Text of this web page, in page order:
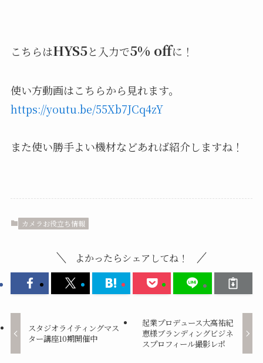
こちらはHYS5と入力で5% offに！
使い方動画はこちらから見れます。
https://youtu.be/55Xb7JCq4zY
また使い勝手よい機材などあれば紹介しますね！
カメラお役立ち情報
よかったらシェアしてね！
スタジオライティングマス
ター講座10期開催中
起業プロデュース大高祐紀
恵様ブランディングビジネ
スプロフィール撮影レポ